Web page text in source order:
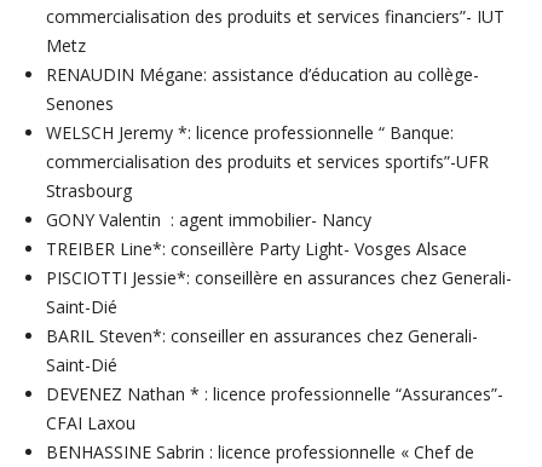
commercialisation des produits et services financiers”- IUT
Metz
RENAUDIN Mégane: assistance d’éducation au collège-
Senones
WELSCH Jeremy *: licence professionnelle “ Banque:
commercialisation des produits et services sportifs”-UFR
Strasbourg
GONY Valentin : agent immobilier- Nancy
TREIBER Line*: conseillère Party Light- Vosges Alsace
PISCIOTTI Jessie*: conseillère en assurances chez Generali-
Saint-Dié
BARIL Steven*: conseiller en assurances chez Generali-
Saint-Dié
DEVENEZ Nathan * : licence professionnelle “Assurances”-
CFAI Laxou
BENHASSINE Sabrin : licence professionnelle « Chef de